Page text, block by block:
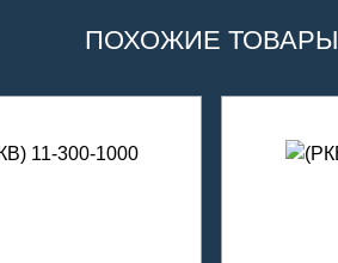
ПОХОЖИЕ ТОВАРЫ